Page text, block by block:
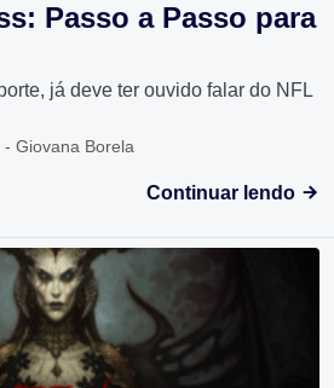
Passo a Passo para
já deve ter ouvido falar do NFL
Giovana Borela
Continuar lendo